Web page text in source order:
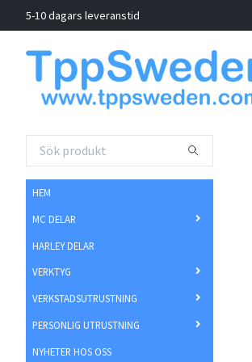
5-10 dagars leveranstid
HEM
MC DELAR
HARLEY DELAR
VERKTYG
VERKSTADSUTRUSTNING
PERSONLIG UTRUSTNING
NYHETER HOS OSS